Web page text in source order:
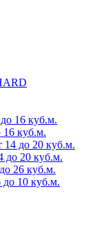
16 куб.м.
куб.м.
до 20 куб.м.
до 20 куб.м.
26 куб.м.
10 куб.м.